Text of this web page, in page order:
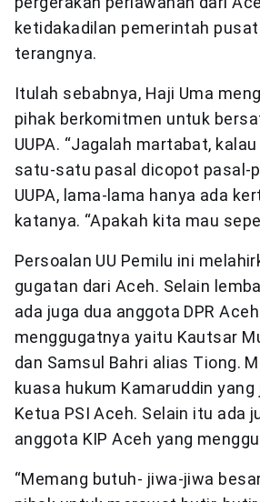
ketidakadilan pemerintah pusat
terangnya.
Itulah sebabnya, Haji Uma
pihak berkomitmen untuk
UUPA. “Jagalah martabat,
satu-satu pasal dicopot pasal-
UUPA, lama-lama hanya ada
katanya. “Apakah kita mau
Persoalan UU Pemilu ini
gugatan dari Aceh. Selain
ada juga dua anggota DPR
menggugatnya yaitu Kautsar
dan Samsul Bahri alias Tiong.
kuasa hukum Kamaruddin yang
Ketua PSI Aceh. Selain itu ada
anggota KIP Aceh yang
“Memang butuh- jiwa-jiwa